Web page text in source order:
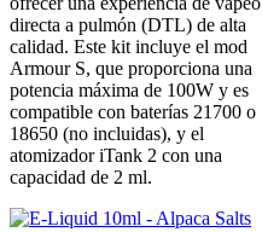
directa a pulmón (DTL) de alta
calidad. Este kit incluye el mod
Armour S, que proporciona una
potencia máxima de 100W y es
compatible con baterías 21700 o
18650 (no incluidas), y el
atomizador iTank 2 con una
capacidad de 2 ml.